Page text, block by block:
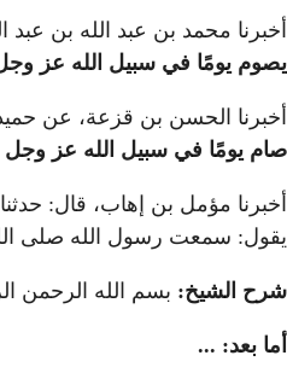
أخبرنا محمد بن عبد الله بن
يصوم يومًا في سبيل الله عز وجل
أخبرنا الحسن بن قزعة، عن
صام يومًا في سبيل الله عز وجل
أخبرنا مؤمل بن إهاب، قال:
يقول: سمعت رسول الله صلى
شرح الشيخ: بسم الله الرحمن
أما بعد: ...